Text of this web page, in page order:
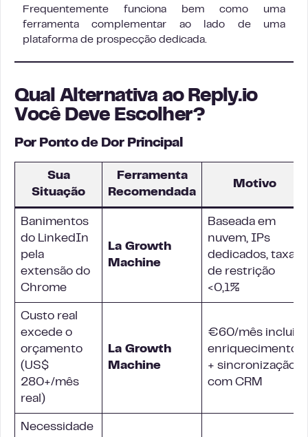
Frequentemente funciona bem como uma
ferramenta complementar ao lado de uma
plataforma de prospecção dedicada.
Qual Alternativa ao Reply.io
Você Deve Escolher?
Por Ponto de Dor Principal
Sua
Situação
Ferramenta
Recomendada
Motivo
Banimentos
do LinkedIn
pela
extensão do
Chrome
La Growth
Machine
Baseada em
nuvem, IPs
dedicados, taxa
de restrição
<0,1%
Custo real
excede o
orçamento
(US$
280+/mês
real)
La Growth
Machine
€60/mês inclui
enriquecimento
+ sincronização
com CRM
Necessidade